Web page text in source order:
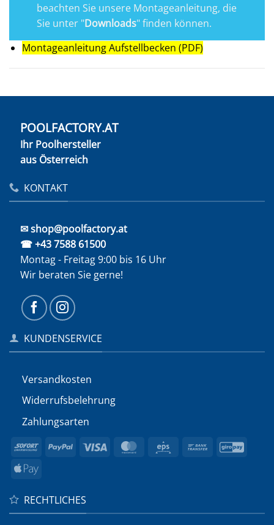
beachten Sie unsere Montageanleitung, die
Sie unter "Downloads" finden können.
Montageanleitung Aufstellbecken (PDF)
POOLFACTORY.AT
Ihr Poolhersteller
aus Österreich
KONTAKT
✉ shop@poolfactory.at
☎ +43 7588 61500
Montag - Freitag 9:00 bis 16 Uhr
Wir beraten Sie gerne!
KUNDENSERVICE
Versandkosten
Widerrufs­belehrung
Zahlungsarten
Sofort PayPal Visa MasterCard
Eps
Bank
Apple
RECHTLICHES